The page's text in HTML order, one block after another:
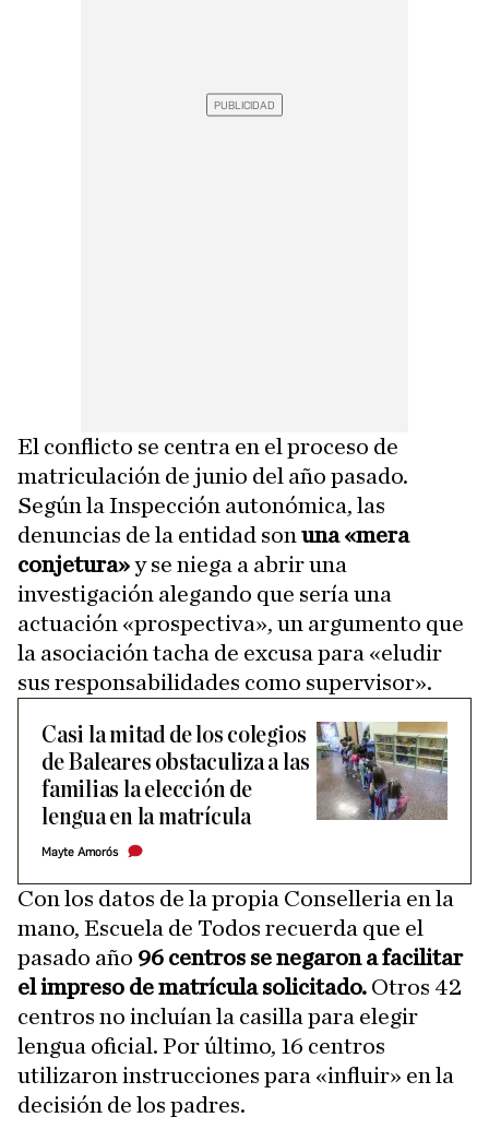
El conflicto se centra en el proceso de
matriculación de junio del año pasado.
Según la Inspección autonómica, las
denuncias de la entidad son una «mera
conjetura»y se niega a abrir una
investigación alegando que sería una
actuación «prospectiva», un argumento que
la asociación tacha de excusa para «eludir
sus responsabilidades como supervisor».
Casi la mitad de los colegios
de Baleares obstaculiza a las
familias la elección de
lengua en la matrícula
Mayte Amorós
Con los datos de la propia Conselleria en la
mano, Escuela de Todos recuerda que el
pasado año 96 centros se negaron a facilitar
el impreso de matrícula solicitado. Otros 42
centros no incluían la casilla para elegir
lengua oficial. Por último, 16 centros
utilizaron instrucciones para «influir» en la
decisión de los padres.